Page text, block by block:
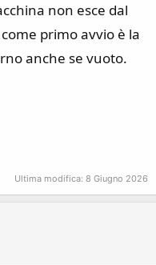
non esce dal
primo avvio è la
anche se vuoto.
Ultima modifica: 8 Giugno 2026